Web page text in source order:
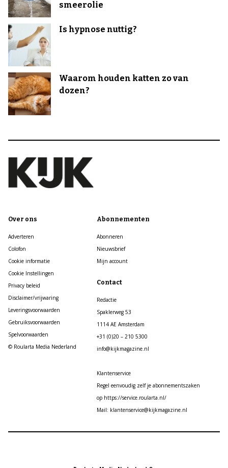
smeerolie
Is hypnose nuttig?
Waarom houden katten zo van
dozen?
Over ons
Adverteren
Colofon
Cookie informatie
Cookie Instellingen
Privacy beleid
Disclaimer/vrijwaring
Leveringsvoorwaarden
Gebruiksvoorwaarden
Spelvoorwaarden
© Roularta Media Nederland
Abonnementen
Abonneren
Nieuwsbrief
Mijn account
Contact
Redactie
Spaklerweg 53
1114 AE Amsterdam
+31 (0)20 – 210 5300
info@kijkmagazine.nl
Klantenservice
Regel eenvoudig zelf je abonnementszaken
op https://service.roularta.nl/
Mail: klantenservice@kijkmagazine.nl